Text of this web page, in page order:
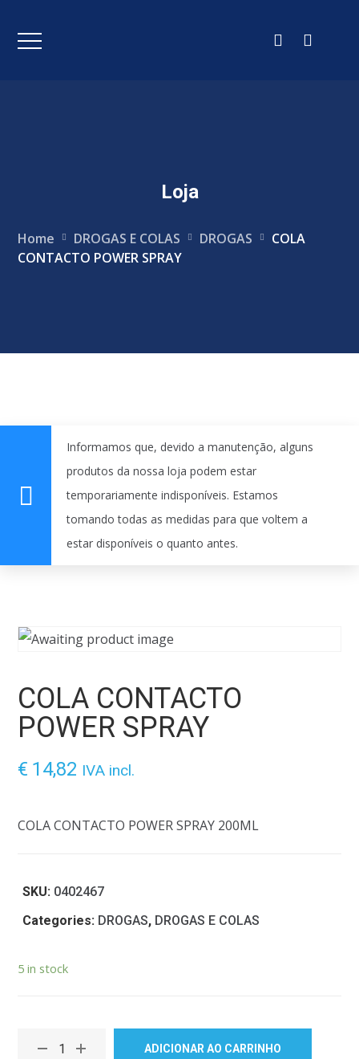
Loja
Home DROGAS E COLAS DROGAS
COLA
CONTACTO POWER SPRAY
Informamos que, devido a manutenção, alguns
produtos da nossa loja podem estar
temporariamente indisponíveis. Estamos
tomando todas as medidas para que voltem a
estar disponíveis o quanto antes.
COLA CONTACTO
POWER SPRAY
€ 14,82 IVA incl.
COLA CONTACTO POWER SPRAY 200ML
SKU: 0402467
Categories: DROGAS, DROGAS E COLAS
5 in stock
ADICIONAR AO CARRINHO